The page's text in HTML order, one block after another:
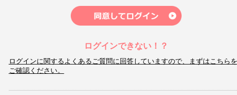
ログインできない！？
ログインに関するよくあるご質問に回答していますので、まずはこちらを
ご確認ください。